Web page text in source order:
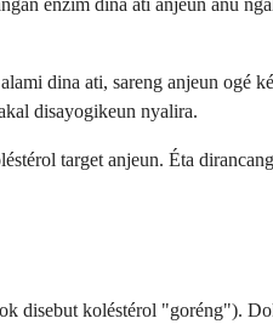
énzim dina ati anjeun anu
dina ati, sareng anjeun ogé
disayogikeun nyalira.
target anjeun. Éta
koléstérol "goréng").